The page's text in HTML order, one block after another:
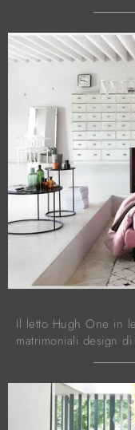
Il letto Hugh One in
matrimoniali design